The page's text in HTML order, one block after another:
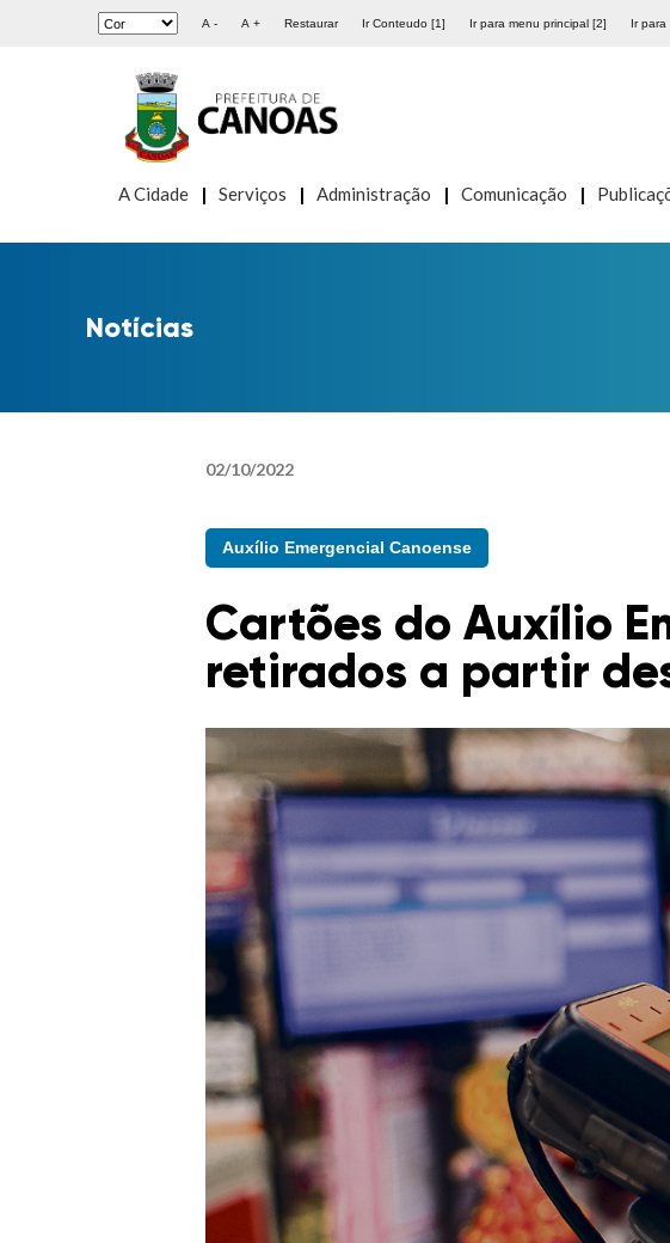
A - A + Restaurar Ir Conteudo [1] Ir para menu principal [2] Ir para
A Cidade Serviços Administração Comunicação
Notícias
02/10/2022
Auxílio Emergencial Canoense
Cartões do Auxílio
retirados a partir